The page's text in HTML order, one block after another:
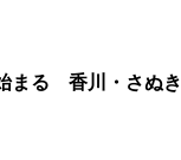
まる 香川・さぬき